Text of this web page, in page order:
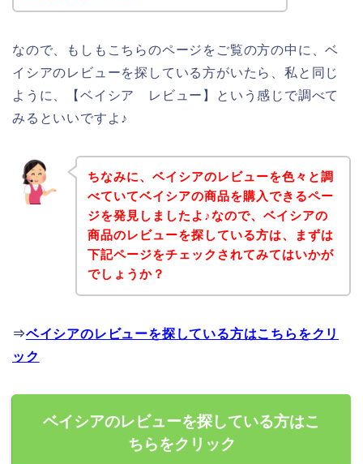
なので、もしもこちらのページをご覧の方の中に、ベ
イシアのレビューを探している方がいたら、私と同じ
ように、【ベイシア レビュー】という感じで調べて
みるといいですよ♪
ちなみに、ベイシアのレビューを色々と調
べていてベイシアの商品を購入できるペー
ジを発見しましたよ♪なので、ベイシアの
商品のレビューを探している方は、まずは
下記ページをチェックされてみてはいかが
でしょうか？
⇒ベイシアのレビューを探している方はこちらをクリ
ック
ベイシアのレビューを探している方はこ
ちらをクリック